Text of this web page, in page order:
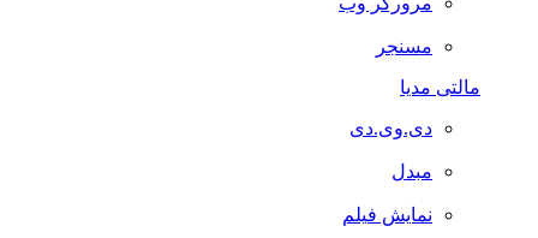
مسنجر
مالتی مدیا
دی.وی.دی
مبدل
نمایش فیلم